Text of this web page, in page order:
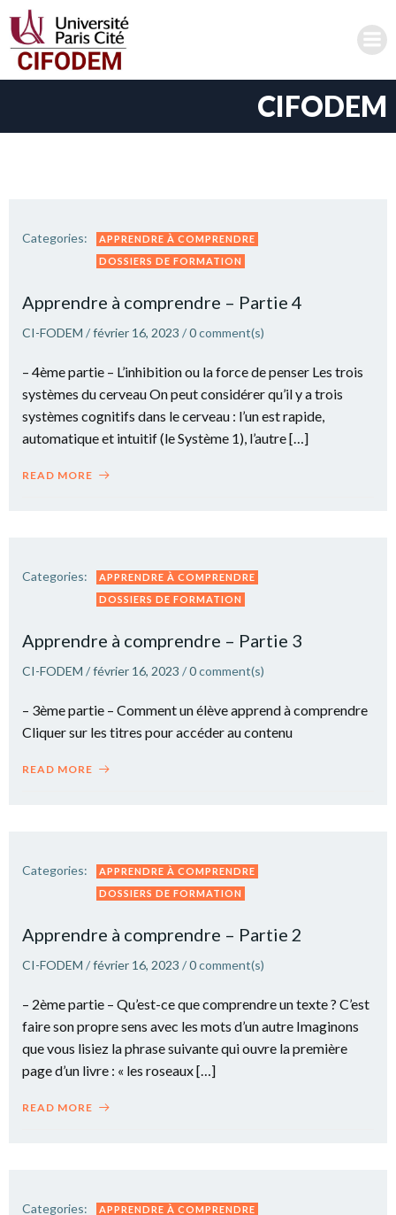
CIFODEM
Categories:
APPRENDRE À COMPRENDRE
DOSSIERS DE FORMATION
Apprendre à comprendre – Partie 4
CI-FODEM /février 16, 2023 /0comment(s)
– 4ème partie – L’inhibition ou la force de penser Les trois
systèmes du cerveau On peut considérer qu’il y a trois
systèmes cognitifs dans le cerveau : l’un est rapide,
automatique et intuitif (le Système 1), l’autre […]
READ MORE
Categories:
APPRENDRE À COMPRENDRE
DOSSIERS DE FORMATION
Apprendre à comprendre – Partie 3
CI-FODEM /février 16, 2023 /0comment(s)
– 3ème partie – Comment un élève apprend à comprendre
Cliquer sur les titres pour accéder au contenu
READ MORE
Categories:
APPRENDRE À COMPRENDRE
DOSSIERS DE FORMATION
Apprendre à comprendre – Partie 2
CI-FODEM /février 16, 2023 /0comment(s)
– 2ème partie – Qu’est-ce que comprendre un texte ? C’est
faire son propre sens avec les mots d’un autre Imaginons
que vous lisiez la phrase suivante qui ouvre la première
page d’un livre : « les roseaux […]
READ MORE
Categories:
APPRENDRE À COMPRENDRE